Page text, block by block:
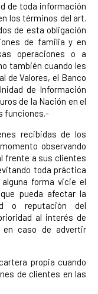
de toda información
los términos del art.
de esta obligación
de familia y en
operaciones o a
también cuando les
de Valores, el Banco
de Información
de la Nación en el
funciones.-
recibidas de los
observando
frente a sus clientes
toda práctica
forma vicie el
pueda afectar la
o reputación del
al interés de
caso de advertir
propia cuando
de clientes en las